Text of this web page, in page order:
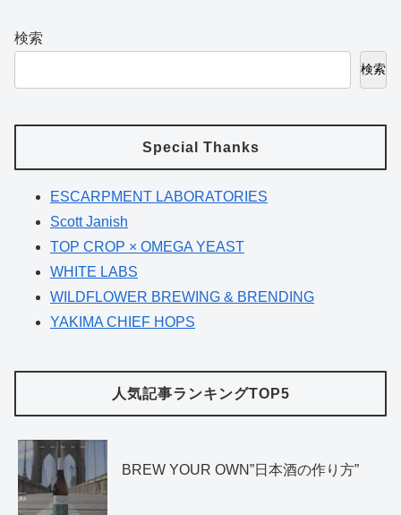
検索
検索
Special Thanks
ESCARPMENT LABORATORIES
Scott Janish
TOP CROP × OMEGA YEAST
WHITE LABS
WILDFLOWER BREWING & BRENDING
YAKIMA CHIEF HOPS
人気記事ランキングTOP5
BREW YOUR OWN”日本酒の作り方”